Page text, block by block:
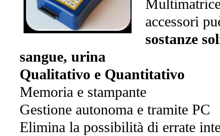
accessori
sostanze
sangue, urina
Qualitativo e Quantitativo
Memoria e stampante
Gestione autonoma e tramite PC
Elimina la possibilità di errate